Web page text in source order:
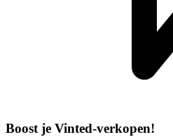
Boost je Vinted-verkopen!